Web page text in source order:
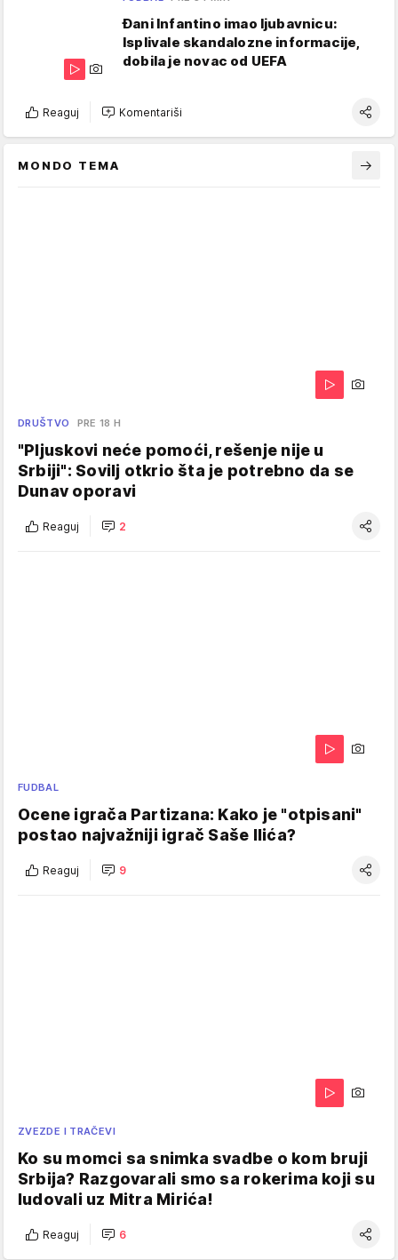
Đani Infantino imao ljubavnicu:
Isplivale skandalozne informacije,
dobila je novac od UEFA
Reaguj Komentariši
MONDO TEMA
DRUŠTVO PRE 18 H
"Pljuskovi neće pomoći, rešenje nije u
Srbiji": Sovilj otkrio šta je potrebno da se
Dunav oporavi
Reaguj 2
FUDBAL
Ocene igrača Partizana: Kako je "otpisani"
postao najvažniji igrač Saše Ilića?
Reaguj 9
ZVEZDE I TRAČEVI
Ko su momci sa snimka svadbe o kom bruji
Srbija? Razgovarali smo sa rokerima koji su
ludovali uz Mitra Mirića!
Reaguj 6